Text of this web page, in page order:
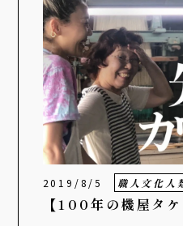
2019/8/5 職人文化人
【100年の機屋タ